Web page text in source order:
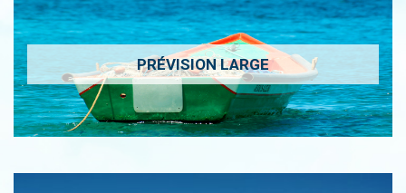
PRÉVISION LARGE